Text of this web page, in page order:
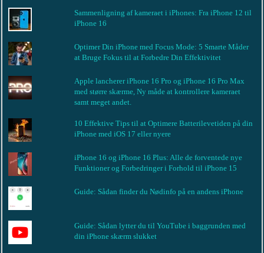
Sammenligning af kameraet i iPhones: Fra iPhone 12 til
iPhone 16
Optimer Din iPhone med Focus Mode: 5 Smarte Måder
at Bruge Fokus til at Forbedre Din Effektivitet
Apple lancherer iPhone 16 Pro og iPhone 16 Pro Max
med større skærme, Ny måde at kontrollere kameraet
samt meget andet.
10 Effektive Tips til at Optimere Batterilevetiden på din
iPhone med iOS 17 eller nyere
iPhone 16 og iPhone 16 Plus: Alle de forventede nye
Funktioner og Forbedringer i Forhold til iPhone 15
Guide: Sådan finder du Nødinfo på en andens iPhone
Guide: Sådan lytter du til YouTube i baggrunden med
din iPhone skærm slukket